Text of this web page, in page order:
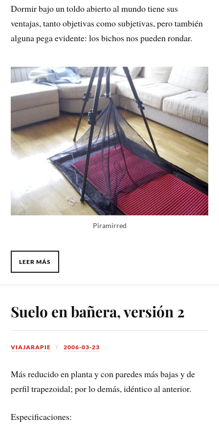
Dormir bajo un toldo abierto al mundo tiene sus
ventajas, tanto objetivas como subjetivas, pero también
alguna pega evidente: los bichos nos pueden rondar.
Piramirred
LEER MÁS
Suelo en bañera, versión 2
VIAJARAPIE 2006-03-23
Más reducido en planta y con paredes más bajas y de
perfil trapezoidal; por lo demás, idéntico al anterior.
Especificaciones: